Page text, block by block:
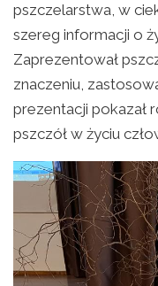
pszczelarstwa, w
szereg informacji o
Zaprezentował
znaczeniu,
prezentacji pokazał
pszczół w życiu